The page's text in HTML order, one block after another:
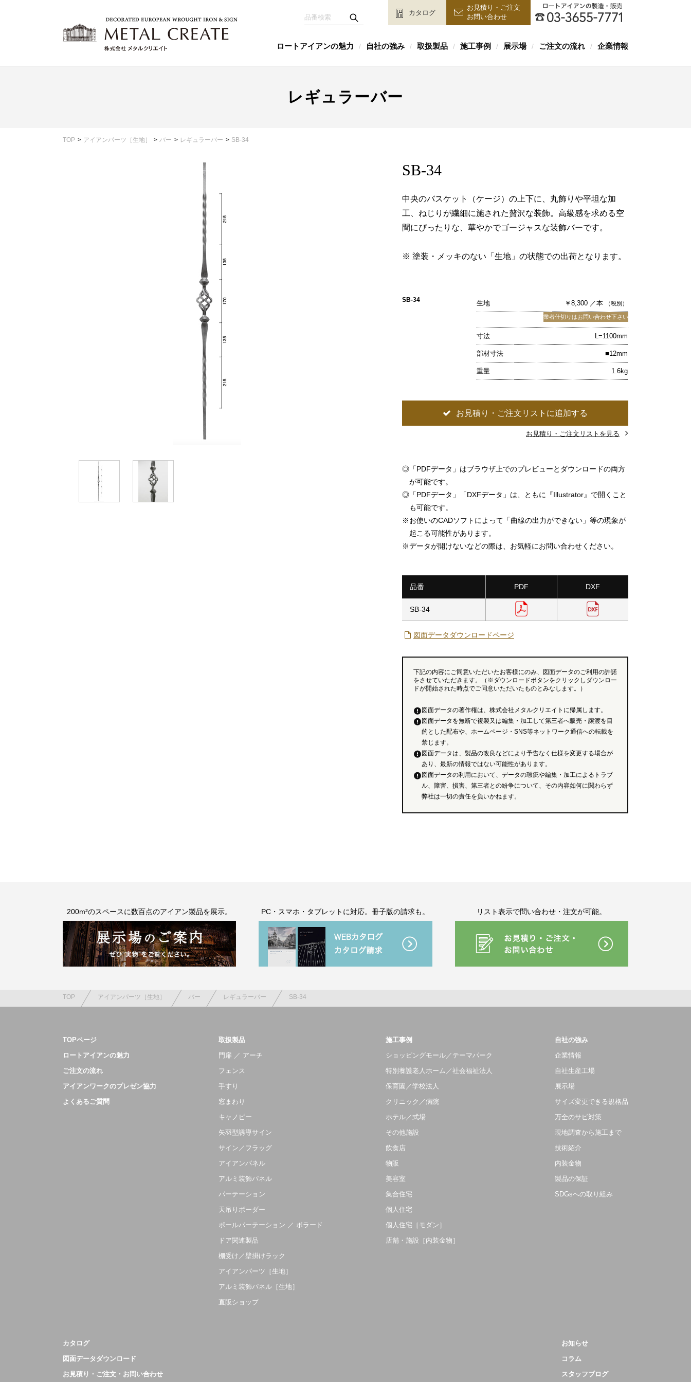
カタログ
お見積り・ご注文
お問い合わせ
ロートアイアンの魅力 / 自社の強み / 取扱製品 / 施工事例 / 展示場 / ご注文の流れ / 企業情報
レギュラーバー
TOP アイアンパーツ［生地］ バー レギュラーバー SB-34
SB-34
中央のバスケット（ケージ）の上下に、丸飾りや平坦な加
工、ねじりが繊細に施された贅沢な装飾。高級感を求める空
間にぴったりな、華やかでゴージャスな装飾バーです。
※ 塗装・メッキのない「生地」の状態での出荷となります。
SB-34 生地 ￥8,300 ／本 （税別）
業者仕切りはお問い合わせ下さい
寸法 L=1100mm
部材寸法 ■12mm
重量 1.6kg
お見積り・ご注文リストに追加する
お見積り・ご注文リストを見る
◎ 「PDFデータ」はブラウザ上でのプレビューとダウンロードの両方
が可能です。
◎ 「PDFデータ」「DXFデータ」は、ともに『Illustrator』で開くこと
も可能です。
※お使いのCADソフトによって「曲線の出力ができない」等の現象が
起こる可能性があります。
※データが開けないなどの際は、お気軽にお問い合わせください。
品番 PDF DXF
SB-34
図面データダウンロードページ
下記の内容にご同意いただいたお客様にのみ、図面データのご利用の許諾
をさせていただきます。（※ダウンロードボタンをクリックしダウンロー
ドが開始された時点でご同意いただいたものとみなします。）
図面データの著作権は、株式会社メタルクリエイトに帰属します。
図面データを無断で複製又は編集・加工して第三者へ販売・譲渡を目
的とした配布や、ホームページ・SNS等ネットワーク通信への転載を
禁じます。
図面データは、製品の改良などにより予告なく仕様を変更する場合が
あり、最新の情報ではない可能性があります。
図面データの利用において、データの瑕疵や編集・加工によるトラブ
ル、障害、損害、第三者との紛争について、その内容如何に関わらず
弊社は一切の責任を負いかねます。
200m²のスペースに数百点のアイアン製品を展示。 PC・スマホ・タブレットに対応。冊子版の請求も。 リスト表示で問い合わせ・注文が可能。
TOP アイアンパーツ［生地］ バー レギュラーバー SB-34
TOPページ
ロートアイアンの魅力
ご注文の流れ
アイアンワークのプレゼン協力
よくあるご質問
取扱製品
門扉 ／ アーチ
フェンス
手すり
窓まわり
キャノピー
矢羽型誘導サイン
サイン／フラッグ
アイアンパネル
アルミ装飾パネル
パーテーション
天吊りボーダー
ポールパーテーション ／ ボラード
ドア関連製品
棚受け／壁掛けラック
アイアンパーツ［生地］
アルミ装飾パネル［生地］
直販ショップ
施工事例
ショッピングモール／テーマパーク
特別養護老人ホーム／社会福祉法人
保育園／学校法人
クリニック／病院
ホテル／式場
その他施設
飲食店
物販
美容室
集合住宅
個人住宅
個人住宅［モダン］
店舗・施設［内装金物］
自社の強み
企業情報
自社生産工場
展示場
サイズ変更できる規格品
万全のサビ対策
現地調査から施工まで
技術紹介
内装金物
製品の保証
SDGsへの取り組み
カタログ
図面データダウンロード
お見積り・ご注文・お問い合わせ
お知らせ
コラム
スタッフブログ